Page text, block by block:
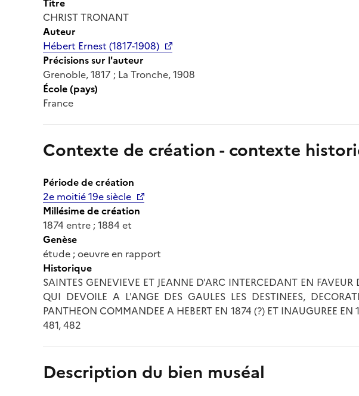
CHRIST TRONANT
Auteur
Hébert Ernest (1817-1908)
Précisions sur l'auteur
Grenoble, 1817 ; La Tronche, 1908
École (pays)
France
Contexte de création - contexte
Période de création
2e moitié 19e siècle
Millésime de création
1874 entre ; 1884 et
Genèse
étude ; oeuvre en rapport
Historique
SAINTES GENEVIEVE ET JEANNE D'ARC INTERCEDANT EN
QUI DEVOILE A L'ANGE DES GAULES LES DESTINEES,
PANTHEON COMMANDEE A HEBERT EN 1874 (?) ET INAUGUREE
481, 482
Description du bien muséal